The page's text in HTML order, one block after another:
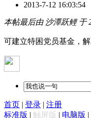
2013-7-12 16:03:54
本帖最后由 沙潭跃鲤 于
可建立特困党员基金，解
首页 | 登录 | 注册
标准版 | 触屏版 | 电脑版 |